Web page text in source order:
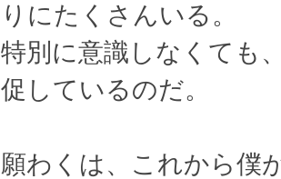
りにたくさんいる。
特別に意識しなくても
促しているのだ。
願わくは、これから僕